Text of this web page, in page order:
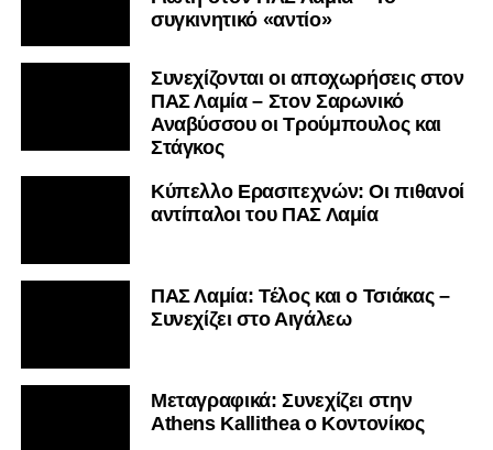
συγκινητικό «αντίο»
Συνεχίζονται οι αποχωρήσεις στον
ΠΑΣ Λαμία – Στον Σαρωνικό
Αναβύσσου οι Τρούμπουλος και
Στάγκος
Κύπελλο Ερασιτεχνών: Οι πιθανοί
αντίπαλοι του ΠΑΣ Λαμία
ΠΑΣ Λαμία: Τέλος και ο Τσιάκας –
Συνεχίζει στο Αιγάλεω
Mεταγραφικά: Συνεχίζει στην
Athens Kallithea ο Κοντονίκος